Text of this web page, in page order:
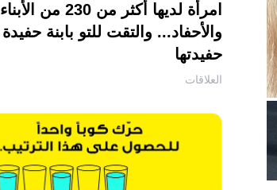
امرأة لديها أكثر من 230 من الأبناء
والأحفاد... والتقت للتو بابنة حفيدة
حفيدتها
العلاقات